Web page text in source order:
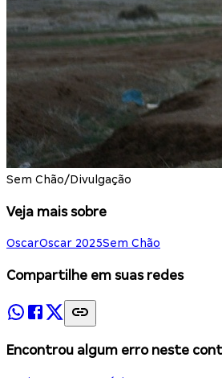
Sem Chão/Divulgação
Veja mais sobre
OscarOscar 2025Sem Chão
Compartilhe em suas redes
Encontrou algum erro neste